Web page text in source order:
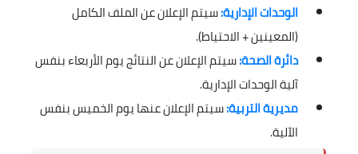
الوحدات الإدارية:سيتم الإعلان عن الملف الكامل
(المعينين + الاحتياط).
دائرة الصحة:سيتم الإعلان عن النتائج يوم الأربعاء بنفس
آلية الوحدات الإدارية.
مديرية التربية:سيتم الإعلان عنها يوم الخميس بنفس
الآلية.